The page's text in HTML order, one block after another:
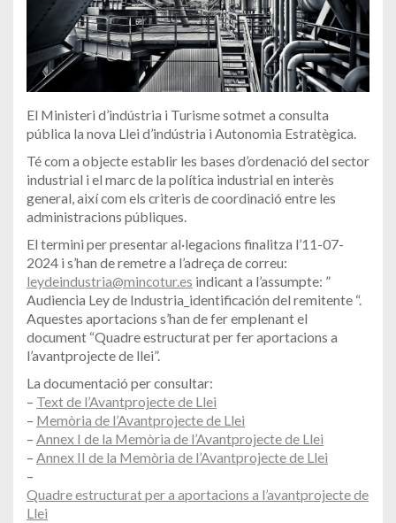
El Ministeri d’indústria i Turisme sotmet a consulta
pública la nova Llei d’indústria i Autonomia Estratègica.
Té com a objecte establir les bases d’ordenació del sector
industrial i el marc de la política industrial en interès
general, així com els criteris de coordinació entre les
administracions públiques.
El termini per presentar al·legacions finalitza l’11-07-
2024 i s’han de remetre a l’adreça de correu:
leydeindustria@mincotur.es indicant a l’assumpte: ”
Audiencia Ley de Industria_identificación del remitente “.
Aquestes aportacions s’han de fer emplenant el
document “Quadre estructurat per fer aportacions a
l’avantprojecte de llei”.
La documentació per consultar:
– Text de l’Avantprojecte de Llei
– Memòria de l’Avantprojecte de Llei
– Annex I de la Memòria de l’Avantprojecte de Llei
– Annex II de la Memòria de l’Avantprojecte de Llei
–
Quadre estructurat per a aportacions a l’avantprojecte de
Llei